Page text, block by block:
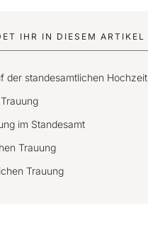
IHR IN DIESEM ARTIKEL
der standesamtlichen Hochzeit
im Standesamt
Trauung
Trauung